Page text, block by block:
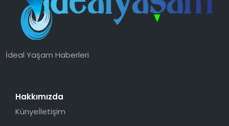
İdeal Yaşam Haberleri
Hakkımızda
Künyeİletişim